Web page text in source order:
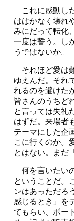
これに感動し
ははかなく壊れ
みにだって転化
一度は誓う。し
うではないか。
それほど愛は
ゆえんだ。それ
れるのを避けた
皆さんのうちど
と言っては失礼
はずだ。来場者
テーマにした企
こに行くのか。
とはない。まだ
何を言いたい
ということだ。
ンはあっただろ
感じるとき」を
てもらい、ボー